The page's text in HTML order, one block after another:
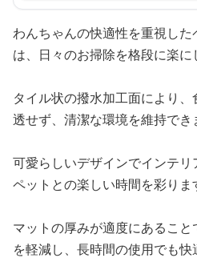
わんちゃんの快適性を重視した
は、日々のお掃除を格段に楽に
タイル状の撥水加工面により
透せず、清潔な環境を維持でき
可愛らしいデザインでインテリ
ペットとの楽しい時間を彩りま
マットの厚みが適度にあるこ
を軽減し、長時間の使用でも快